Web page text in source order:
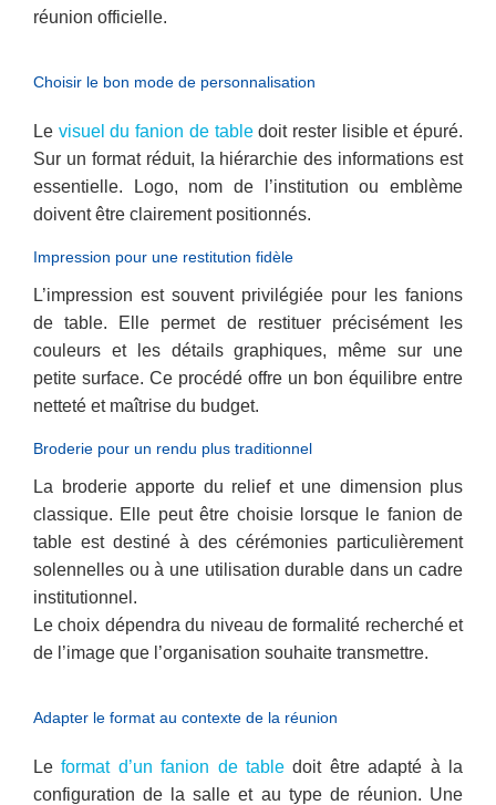
réunion officielle.
Choisir le bon mode de personnalisation
Le visuel du fanion de tabledoit rester lisible et épuré.
Sur un format réduit, la hiérarchie des informations est
essentielle. Logo, nom de l’institution ou emblème
doivent être clairement positionnés.
Impression pour une restitution fidèle
L’impression est souvent privilégiée pour les fanions
de table. Elle permet de restituer précisément les
couleurs et les détails graphiques, même sur une
petite surface. Ce procédé offre un bon équilibre entre
netteté et maîtrise du budget.
Broderie pour un rendu plus traditionnel
La broderie apporte du relief et une dimension plus
classique. Elle peut être choisie lorsque le fanion de
table est destiné à des cérémonies particulièrement
solennelles ou à une utilisation durable dans un cadre
institutionnel.
Le choix dépendra du niveau de formalité recherché et
de l’image que l’organisation souhaite transmettre.
Adapter le format au contexte de la réunion
Leformat d’un fanion de table doit être adapté à la
configuration de la salle et au type de réunion. Une